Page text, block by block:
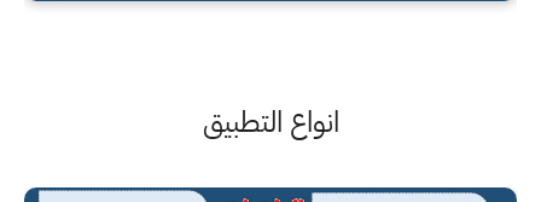
انواع التطبيق